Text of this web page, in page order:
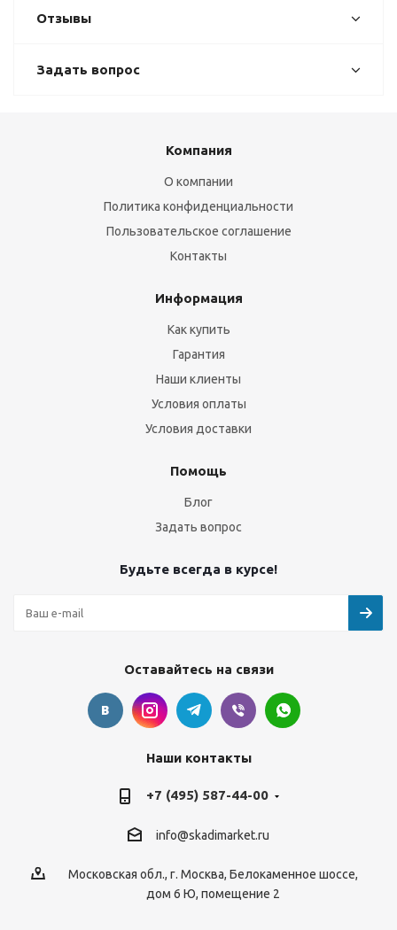
Отзывы
Задать вопрос
Компания
О компании
Политика конфиденциальности
Пользовательское соглашение
Контакты
Информация
Как купить
Гарантия
Наши клиенты
Условия оплаты
Условия доставки
Помощь
Блог
Задать вопрос
Будьте всегда в курсе!
Оставайтесь на связи
Наши контакты
+7 (495) 587-44-00
info@skadimarket.ru
Московская обл., г. Москва, Белокаменное шоссе,
дом 6 Ю, помещение 2